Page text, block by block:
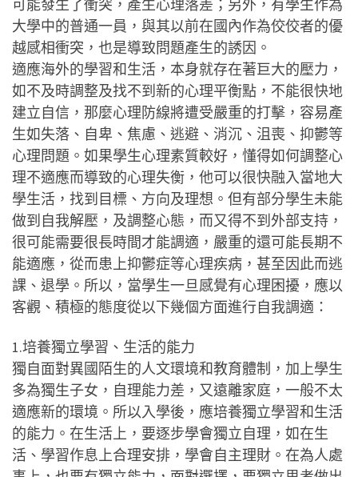
可能發生了衝突，產生心理落差；另外，有學生作為
大學中的普通一員，與其以前在國內作為佼佼者的優
越感相衝突，也是導致問題產生的誘因。
適應海外的學習和生活，本身就存在著巨大的壓力，
如不及時調整及找不到新的心理平衡點，不能很快地
建立自信，那麼心理防線將遭受嚴重的打擊，容易產
生如失落、自卑、焦慮、逃避、消沉、沮喪、抑鬱等
心理問題。如果學生心理素質較好，懂得如何調整心
理不適應而導致的心理失衡，他可以很快融入當地大
學生活，找到目標、方向及理想。但有部分學生未能
做到自我解壓，及調整心態，而又得不到外部支持，
很可能需要很長時間才能調適，嚴重的還可能長期不
能適應，從而患上抑鬱症等心理疾病，甚至因此而逃
課、退學。所以，當學生一旦感覺有心理困擾，應以
客觀、積極的態度從以下幾個方面進行自我調適：
1.培養獨立學習、生活的能力
獨自面對異國陌生的人文環境和教育體制，加上學生
多為獨生子女，自理能力差，又遠離家庭，一般不太
適應新的環境。所以入學後，應培養獨立學習和生活
的能力。在生活上，要逐步學會獨立自理，如在生
活、學習作息上合理安排，學會自主理財。在為人處